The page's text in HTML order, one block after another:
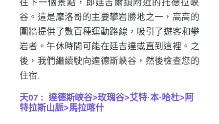
往下一個景點， 即廷吉爾鎮附近的托德拉峽
谷。這是摩洛哥的主要攀岩勝地之一， 高高的
圍牆提供了數百種運動路線，吸引了遊客和攀
岩者。 午休時間可能在廷吉達或直到這裡。之
後， 我們繼續駛向達德斯峽谷，然後檢查您的
住宿.
天07 : 達德斯峽谷>玫瑰谷>艾特·本·哈杜>阿
特拉斯山脈>馬拉喀什